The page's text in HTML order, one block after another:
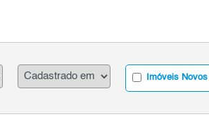
Imóveis Novos